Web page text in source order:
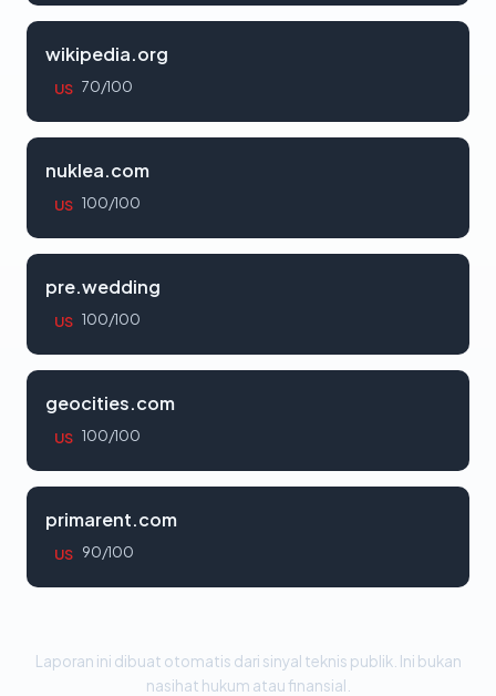
wikipedia.org
US 70/100
nuklea.com
US 100/100
pre.wedding
US 100/100
geocities.com
US 100/100
primarent.com
US 90/100
Laporan ini dibuat otomatis dari sinyal teknis publik. Ini bukan
nasihat hukum atau finansial.